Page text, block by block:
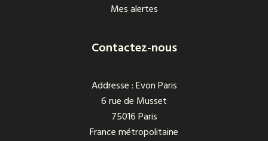
Mes alertes
Contactez-nous
Addresse : Evon Paris
6 rue de Musset
75016 Paris
France métropolitaine